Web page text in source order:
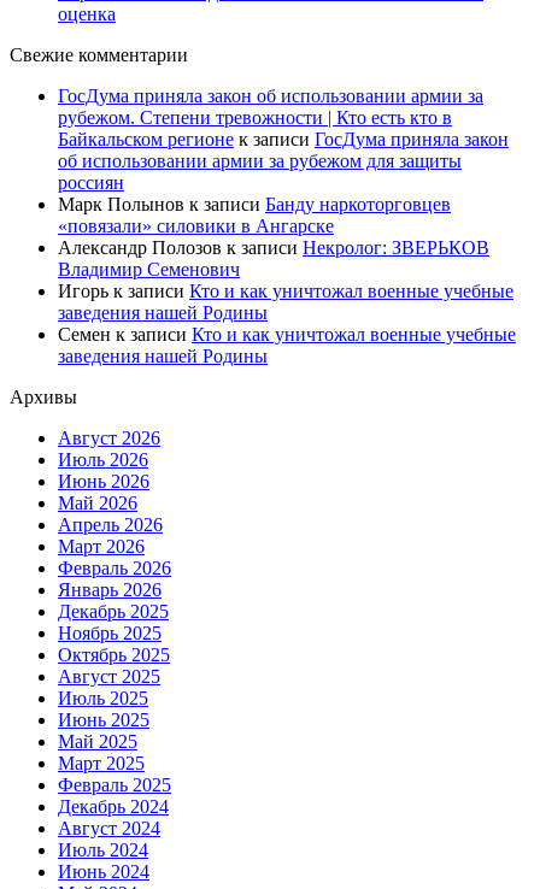
оценка
Свежие комментарии
ГосДума приняла закон об использовании армии за
рубежом. Степени тревожности | Кто есть кто в
Байкальском регионе к записи ГосДума приняла закон
об использовании армии за рубежом для защиты
россиян
Марк Полынов к записи Банду наркоторговцев
«повязали» силовики в Ангарске
Александр Полозов к записи Некролог: ЗВЕРЬКОВ
Владимир Семенович
Игорь к записи Кто и как уничтожал военные учебные
заведения нашей Родины
Семен к записи Кто и как уничтожал военные учебные
заведения нашей Родины
Архивы
Август 2026
Июль 2026
Июнь 2026
Май 2026
Апрель 2026
Март 2026
Февраль 2026
Январь 2026
Декабрь 2025
Ноябрь 2025
Октябрь 2025
Август 2025
Июль 2025
Июнь 2025
Май 2025
Март 2025
Февраль 2025
Декабрь 2024
Август 2024
Июль 2024
Июнь 2024